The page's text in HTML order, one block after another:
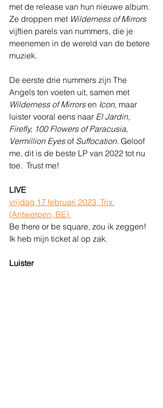
met de release van hun nieuwe album.
Ze droppen met Wilderness of Mirrors
vijftien parels van nummers, die je
meenemen in de wereld van de betere
muziek.
De eerste drie nummers zijn The
Angels ten voeten uit, samen met
Wilderness of Mirrors en Icon, maar
luister vooral eens naar El Jardin,
Firefly, 100 Flowers of Paracusia,
Vermillion Eyes of Suffocation. Geloof
me, dit is de beste LP van 2022 tot nu
toe.  Trust me!
LIVE
vrijdag 17 februari 2023, Trix
(Antwerpen, BE).
Be there or be square, zou ik zeggen!
Ik heb mijn ticket al op zak.
Luister